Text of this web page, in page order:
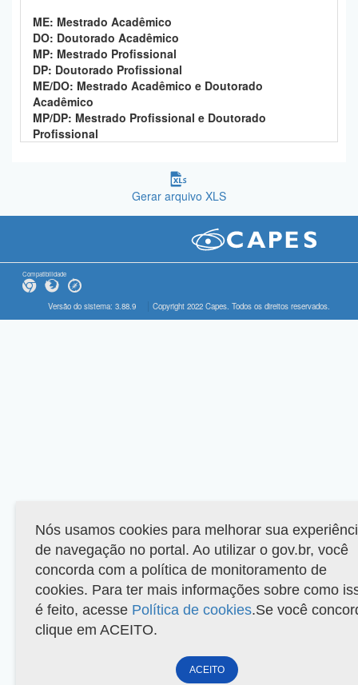
ME: Mestrado Acadêmico
DO: Doutorado Acadêmico
MP: Mestrado Profissional
DP: Doutorado Profissional
ME/DO: Mestrado Acadêmico e Doutorado
Acadêmico
MP/DP: Mestrado Profissional e Doutorado
Profissional
Gerar arquivo XLS
Compatibilidade
Versão do sistema: 3.88.9 Copyright 2022 Capes. Todos os direitos reservados.
Nós usamos cookies para melhorar sua
de navegação no portal. Ao utilizar o gov.br, você
concorda com a política de monitoramento de
cookies. Para ter mais informações sobre como
é feito, acesse Política de cookies.Se você
clique em ACEITO.
ACEITO